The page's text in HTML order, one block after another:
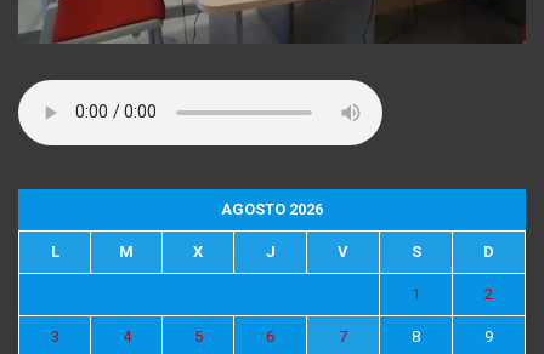
AGOSTO 2026
L M X J V S D
1 2
3 4 5 6 7 8 9